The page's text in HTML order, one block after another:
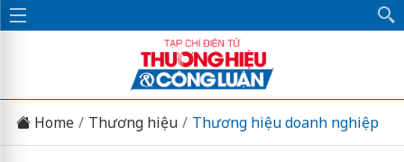
Home Thương hiệu Thương hiệu doanh nghiệp